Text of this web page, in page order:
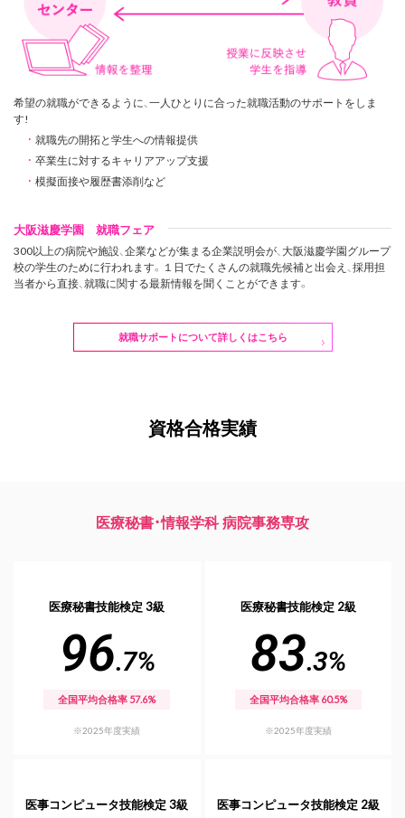
希望の就職ができるように、一人ひとりに合った就職活動のサポートをしま
す!
・ 就職先の開拓と学生への情報提供
・ 卒業生に対するキャリアアップ支援
・ 模擬面接や履歴書添削など
大阪滋慶学園 就職フェア
300以上の病院や施設、企業などが集まる企業説明会が、大阪滋慶学園グループ
校の学生のために行われます。 １日でたくさんの就職先候補と出会え、採用担
当者から直接、就職に関する最新情報を聞くことができます。
就職サポートについて詳しくはこちら
資格合格実績
医療秘書・情報学科 病院事務専攻
医療秘書技能検定 3級
96.7%
全国平均合格率 57.6%
※2025年度実績
医療秘書技能検定 2級
83.3%
全国平均合格率 60.5%
※2025年度実績
医事コンピュータ技能検定 3級 医事コンピュータ技能検定 2級